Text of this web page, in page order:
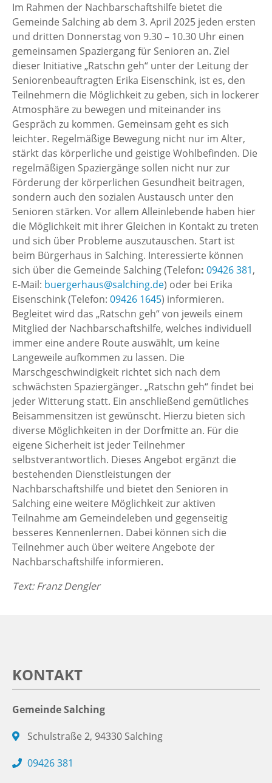
Im Rahmen der Nachbarschaftshilfe bietet die
Gemeinde Salching ab dem 3. April 2025 jeden ersten
und dritten Donnerstag von 9.30 – 10.30 Uhr einen
gemeinsamen Spaziergang für Senioren an. Ziel
dieser Initiative „Ratschn geh“ unter der Leitung der
Seniorenbeauftragten Erika Eisenschink, ist es, den
Teilnehmern die Möglichkeit zu geben, sich in lockerer
Atmosphäre zu bewegen und miteinander ins
Gespräch zu kommen. Gemeinsam geht es sich
leichter. Regelmäßige Bewegung nicht nur im Alter,
stärkt das körperliche und geistige Wohlbefinden. Die
regelmäßigen Spaziergänge sollen nicht nur zur
Förderung der körperlichen Gesundheit beitragen,
sondern auch den sozialen Austausch unter den
Senioren stärken. Vor allem Alleinlebende haben hier
die Möglichkeit mit ihrer Gleichen in Kontakt zu treten
und sich über Probleme auszutauschen. Start ist
beim Bürgerhaus in Salching. Interessierte können
sich über die Gemeinde Salching (Telefon: 09426 381,
E-Mail: buergerhaus@salching.de) oder bei Erika
Eisenschink (Telefon: 09426 1645) informieren.
Begleitet wird das „Ratschn geh“ von jeweils einem
Mitglied der Nachbarschaftshilfe, welches individuell
immer eine andere Route auswählt, um keine
Langeweile aufkommen zu lassen. Die
Marschgeschwindigkeit richtet sich nach dem
schwächsten Spaziergänger. „Ratschn geh“ findet bei
jeder Witterung statt. Ein anschließend gemütliches
Beisammensitzen ist gewünscht. Hierzu bieten sich
diverse Möglichkeiten in der Dorfmitte an. Für die
eigene Sicherheit ist jeder Teilnehmer
selbstverantwortlich. Dieses Angebot ergänzt die
bestehenden Dienstleistungen der
Nachbarschaftshilfe und bietet den Senioren in
Salching eine weitere Möglichkeit zur aktiven
Teilnahme am Gemeindeleben und gegenseitig
besseres Kennenlernen. Dabei können sich die
Teilnehmer auch über weitere Angebote der
Nachbarschaftshilfe informieren.
Text: Franz Dengler
KONTAKT
Gemeinde Salching
Schulstraße 2, 94330 Salching
09426 381